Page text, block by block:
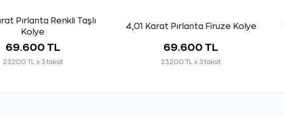
Pırlanta Renkli Taşlı
Kolye
69.600 TL
23.200 TL x 3 taksit
4,01 Karat Pırlanta Firuze Kolye
69.600 TL
23.200 TL x 3 taksit